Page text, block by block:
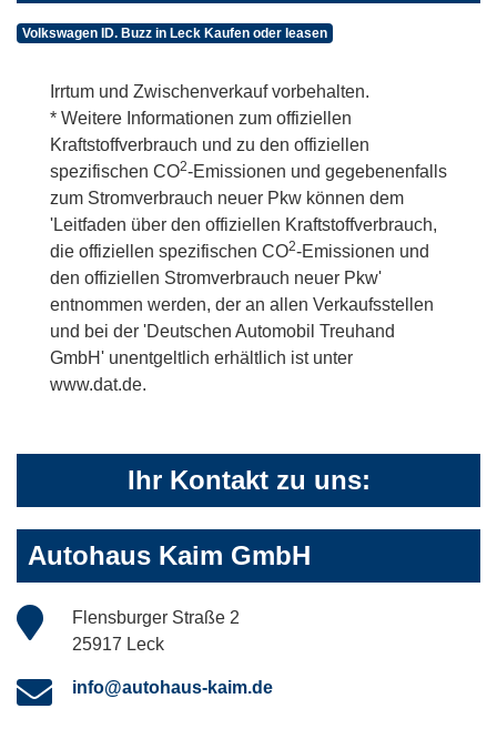
Volkswagen ID. Buzz in Leck Kaufen oder leasen
Irrtum und Zwischenverkauf vorbehalten.
* Weitere Informationen zum offiziellen
Kraftstoffverbrauch und zu den offiziellen
spezifischen CO2-Emissionen und gegebenenfalls
zum Stromverbrauch neuer Pkw können dem
'Leitfaden über den offiziellen Kraftstoffverbrauch,
die offiziellen spezifischen CO2-Emissionen und
den offiziellen Stromverbrauch neuer Pkw'
entnommen werden, der an allen Verkaufsstellen
und bei der 'Deutschen Automobil Treuhand
GmbH' unentgeltlich erhältlich ist unter
www.dat.de.
Ihr Kontakt zu uns:
Autohaus Kaim GmbH
Flensburger Straße 2
25917 Leck
info@autohaus-kaim.de